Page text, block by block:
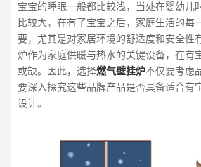
宝宝的睡眠一般都比较浅，当处在婴幼儿
比较大，在有了宝宝之后，家庭生活的每
要，尤其是对家居环境的舒适度和安全性
炉作为家庭供暖与热水的关键设备，在有
或缺。因此，选择燃气壁挂炉不仅要考虑
要深入探究这些品牌产品是否具备适合有
设计。